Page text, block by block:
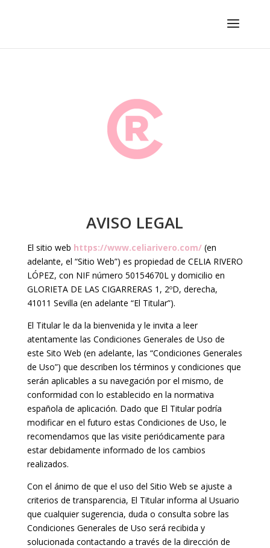
AVISO LEGAL
El sitio web https://www.celiarivero.com/(en
adelante, el “Sitio Web”) es propiedad de CELIA RIVERO
LÓPEZ, con NIF número 50154670L y domicilio en
GLORIETA DE LAS CIGARRERAS 1, 2ºD, derecha,
41011 Sevilla (en adelante “El Titular”).
El Titular le da la bienvenida y le invita a leer
atentamente las Condiciones Generales de Uso de
este Sito Web (en adelante, las “Condiciones Generales
de Uso”) que describen los términos y condiciones que
serán aplicables a su navegación por el mismo, de
conformidad con lo establecido en la normativa
española de aplicación. Dado que El Titular podría
modificar en el futuro estas Condiciones de Uso, le
recomendamos que las visite periódicamente para
estar debidamente informado de los cambios
realizados.
Con el ánimo de que el uso del Sitio Web se ajuste a
criterios de transparencia, El Titular informa al Usuario
que cualquier sugerencia, duda o consulta sobre las
Condiciones Generales de Uso será recibida y
solucionada contactando a través de la dirección de